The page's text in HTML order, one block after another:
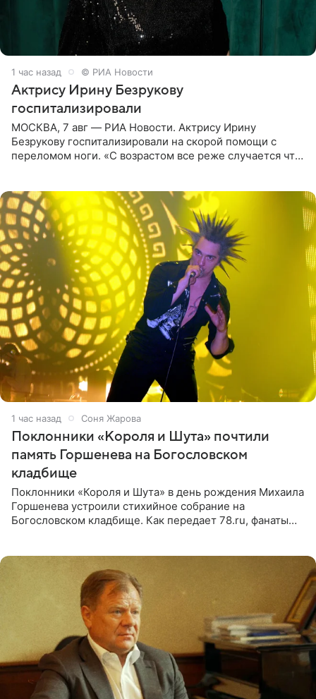
1 час назад © РИА Новости
Актрису Ирину Безрукову
госпитализировали
МОСКВА, 7 авг — РИА Новости. Актрису Ирину
Безрукову госпитализировали на скорой помощи с
переломом ноги. «С возрастом все реже случается что-
1 час назад Соня Жарова
Поклонники «Короля и Шута» почтили
память Горшенева на Богословском
кладбище
Поклонники «Короля и Шута» в день рождения Михаила
Горшенева устроили стихийное собрание на
Богословском кладбище. Как передает 78.ru, фанаты